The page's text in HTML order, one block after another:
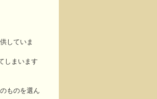
していま
しまいます
ものを選ん